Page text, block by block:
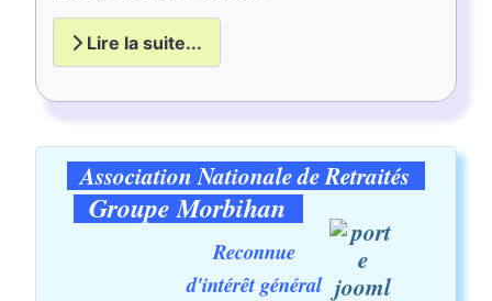
Lire la suite...
Association Nationale de Retraités
Groupe Morbihan
Reconnue
d'intérêt général